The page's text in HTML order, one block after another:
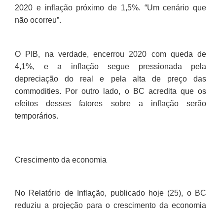
2020 e inflação próximo de 1,5%. “Um cenário que
não ocorreu”.
O PIB, na verdade, encerrou 2020 com queda de
4,1%, e a inflação segue pressionada pela
depreciação do real e pela alta de preço das
commodities. Por outro lado, o BC acredita que os
efeitos desses fatores sobre a inflação serão
temporários.
Crescimento da economia
No Relatório de Inflação, publicado hoje (25), o BC
reduziu a projeção para o crescimento da economia